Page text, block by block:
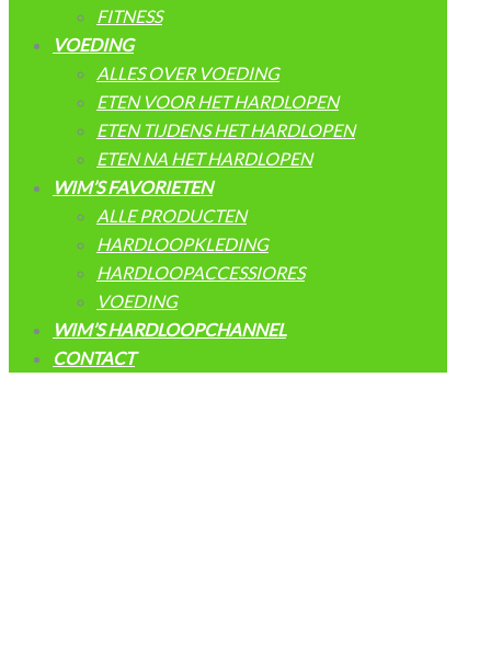
FITNESS
VOEDING
ALLES OVER VOEDING
ETEN VOOR HET HARDLOPEN
ETEN TIJDENS HET HARDLOPEN
ETEN NA HET HARDLOPEN
WIM’S FAVORIETEN
ALLE PRODUCTEN
HARDLOOPKLEDING
HARDLOOPACCESSIORES
VOEDING
WIM’S HARDLOOPCHANNEL
CONTACT